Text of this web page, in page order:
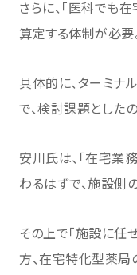
さらに、「医科でも
算定する体制が必要
具体的に、ターミナ
で、検討課題とした
安川氏は、「在宅業
わるはずで、施設側
その上で「施設に任
方、在宅特化型薬局